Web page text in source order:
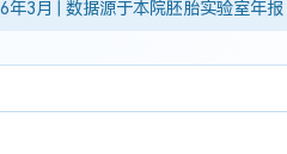
3月 | 数据源于本院胚胎实验室年报